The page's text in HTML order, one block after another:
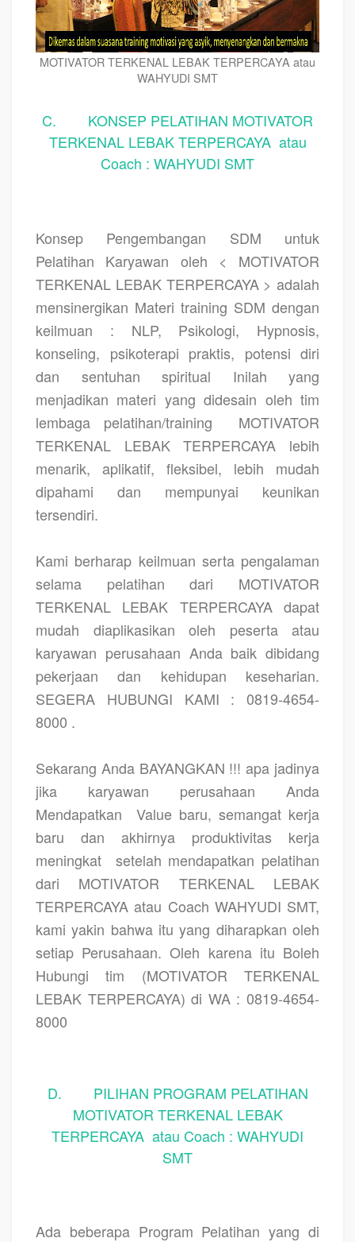
MOTIVATOR TERKENAL LEBAK TERPERCAYA atau
WAHYUDI SMT
C. KONSEP PELATIHAN MOTIVATOR
TERKENAL LEBAK TERPERCAYA atau
Coach : WAHYUDI SMT
Konsep Pengembangan SDM untuk
Pelatihan Karyawan oleh < MOTIVATOR
TERKENAL LEBAK TERPERCAYA > adalah
mensinergikan Materi training SDM dengan
keilmuan : NLP, Psikologi, Hypnosis,
konseling, psikoterapi praktis, potensi diri
dan sentuhan spiritual Inilah yang
menjadikan materi yang didesain oleh tim
lembaga pelatihan/training
MOTIVATOR
TERKENAL LEBAK TERPERCAYA lebih
menarik, aplikatif, fleksibel, lebih mudah
dipahami dan mempunyai keunikan
tersendiri.
Kami berharap keilmuan serta pengalaman
selama pelatihan dari MOTIVATOR
TERKENAL LEBAK TERPERCAYA dapat
mudah diaplikasikan oleh peserta atau
karyawan perusahaan Anda baik dibidang
pekerjaan dan kehidupan keseharian.
SEGERA HUBUNGI KAMI : 0819-4654-
8000 .
Sekarang Anda BAYANGKAN !!! apa jadinya
jika karyawan perusahaan Anda
Mendapatkan
Value baru, semangat kerja
baru dan akhirnya produktivitas kerja
meningkat
setelah mendapatkan pelatihan
dari MOTIVATOR TERKENAL LEBAK
TERPERCAYA atau Coach WAHYUDI SMT,
kami yakin bahwa itu yang diharapkan oleh
setiap Perusahaan. Oleh karena itu Boleh
Hubungi tim (MOTIVATOR TERKENAL
LEBAK TERPERCAYA) di WA : 0819-4654-
8000
D. PILIHAN PROGRAM PELATIHAN
MOTIVATOR TERKENAL LEBAK
TERPERCAYA atau Coach : WAHYUDI
SMT
Ada beberapa Program Pelatihan yang di